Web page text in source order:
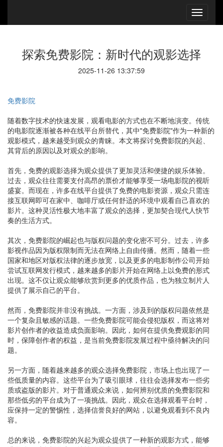
探索免费影院：新时代的观影选择
2025-11-26 13:37:59
免费影院
随着数字技术的快速发展，观看电影的方式也在不断地演变。传统
的电影院逐渐被各种在线平台所替代，其中"免费影院"作为一种新的
观影模式，越来越受到观众的青睐。本文将探讨免费影院的兴起、
其背后的原因以及对观众的影响。
首先，免费的观影选择为观众提供了更加灵活和便捷的娱乐体验。
过去，观众往往需要支付高昂的票价才能够享受一场电影院的视听
盛宴。而现在，许多在线平台提供了免费的电影资源，观众只需连
接互联网即可在家中、咖啡厅或任何舒适的环境中观看自己喜欢的
影片。这种灵活性极大地丰富了观众的选择，更加契合现代人快节
奏的生活方式。
其次，免费影院的崛起也与版权问题的变化密不可分。过去，许多
影视作品因为版权限制而无法在网络上自由传播。然而，随着一些
国家和地区对版权法律的逐步放宽，以及更多的电影制作公司开始
尝试互联网发行模式，越来越多的影片开始在网络上以免费的形式
出现。这不仅让观众能够欣赏到更多的优质作品，也为独立制片人
提供了展示自己的平台。
然而，免费影院并非没有挑战。一方面，涉及到的版权问题依然是
一个复杂且敏感的话题。一些免费影院可能会侵犯版权，而这将对
影片创作者的收益造成负面影响。因此，如何在提供免费观影的同
时，保障创作者的权益，是当前免费影院发展过程中亟待解决的问
题。
另一方面，随着越来越多的观众选择免费影院，市场上也出现了一
些低质量的内容。这些平台为了吸引眼球，往往会选择发布一些劣
质或盗版的影片。对于普通观众来说，如何辨别优质的免费影院和
那些低劣的平台成为了一项挑战。因此，观众在选择观看平台时，
应保持一定的警惕性，选择信誉良好的网站，以避免观看到不良内
容。
总的来说，免费影院的兴起为观众提供了一种新的观影方式，能够